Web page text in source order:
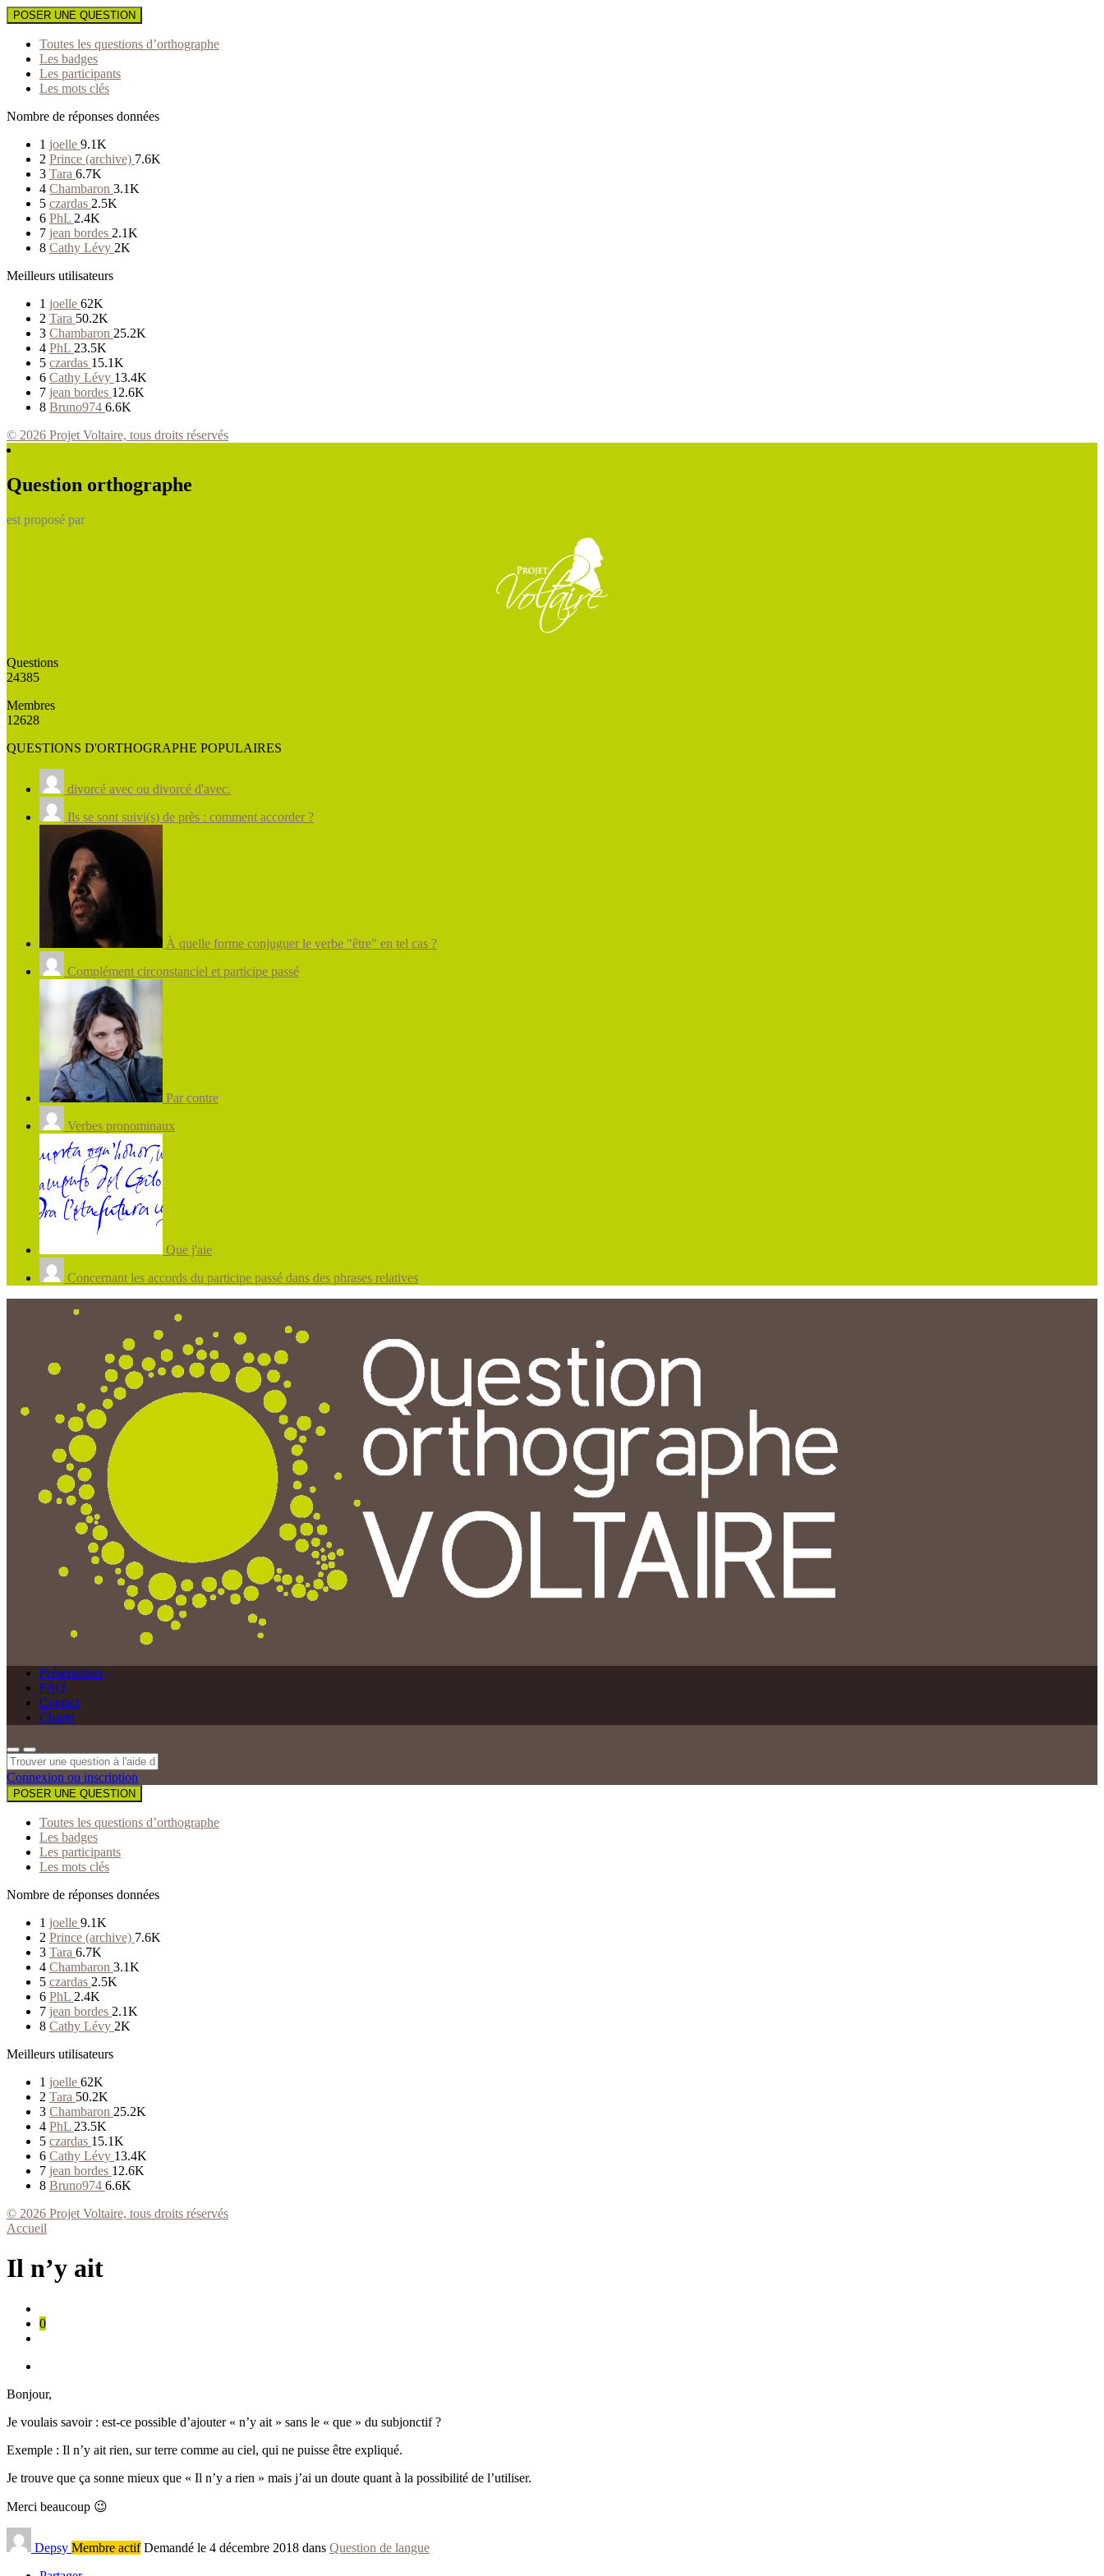
POSER UNE QUESTION
Toutes les questions d’orthographe
Les badges
Les participants
Les mots clés
Nombre de réponses données
1 joelle 9.1K
2 Prince (archive) 7.6K
3 Tara 6.7K
4 Chambaron 3.1K
5 czardas 2.5K
6 PhL 2.4K
7 jean bordes 2.1K
8 Cathy Lévy 2K
Meilleurs utilisateurs
1 joelle 62K
2 Tara 50.2K
3 Chambaron 25.2K
4 PhL 23.5K
5 czardas 15.1K
6 Cathy Lévy 13.4K
7 jean bordes 12.6K
8 Bruno974 6.6K
© 2026 Projet Voltaire, tous droits réservés
Question orthographe
est proposé par
Questions
24385
Membres
12628
QUESTIONS D'ORTHOGRAPHE POPULAIRES
divorcé avec ou divorcé d'avec.
Ils se sont suivi(s) de près : comment accorder ?
À quelle forme conjuguer le verbe "être" en tel cas ?
Complément circonstanciel et participe passé
Par contre
Verbes pronominaux
Que j'aie
Concernant les accords du participe passé dans des phrases relatives
Présentation
FAQ
Contact
Charte
Connexion ou inscription
POSER UNE QUESTION
Toutes les questions d’orthographe
Les badges
Les participants
Les mots clés
Nombre de réponses données
1 joelle 9.1K
2 Prince (archive) 7.6K
3 Tara 6.7K
4 Chambaron 3.1K
5 czardas 2.5K
6 PhL 2.4K
7 jean bordes 2.1K
8 Cathy Lévy 2K
Meilleurs utilisateurs
1 joelle 62K
2 Tara 50.2K
3 Chambaron 25.2K
4 PhL 23.5K
5 czardas 15.1K
6 Cathy Lévy 13.4K
7 jean bordes 12.6K
8 Bruno974 6.6K
© 2026 Projet Voltaire, tous droits réservés
Accueil
Il n’y ait
0
Bonjour,
Je voulais savoir : est-ce possible d’ajouter « n’y ait » sans le « que » du subjonctif ?
Exemple : Il n’y ait rien, sur terre comme au ciel, qui ne puisse être expliqué.
Je trouve que ça sonne mieux que « Il n’y a rien » mais j’ai un doute quant à la possibilité de l’utiliser.
Merci beaucoup 😉
Depsy Membre actif Demandé le 4 décembre 2018 dans Question de langue